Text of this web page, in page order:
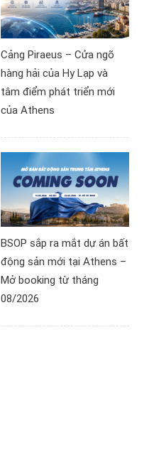
Cảng Piraeus – Cửa ngõ
hàng hải của Hy Lạp và
tâm điểm phát triển mới
của Athens
BSOP sắp ra mắt dự án bất
động sản mới tại Athens –
Mở booking từ tháng
08/2026